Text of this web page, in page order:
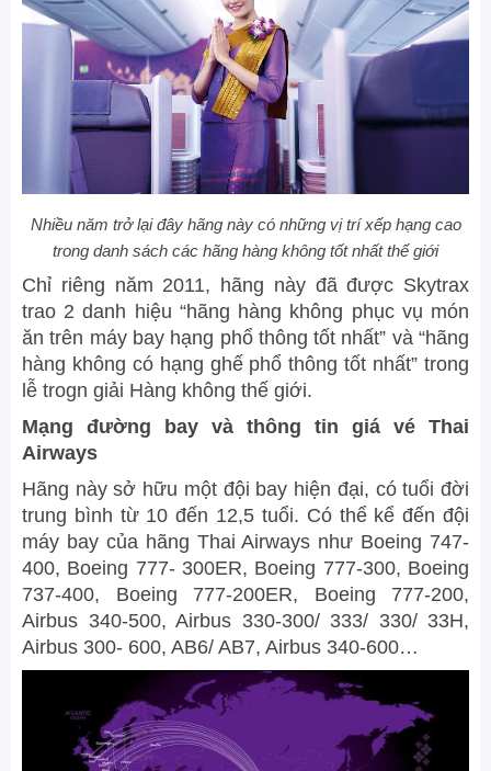
Nhiều năm trở lại đây hãng này có những vị trí xếp hạng cao
trong danh sách các hãng hàng không tốt nhất thế giới
Chỉ riêng năm 2011, hãng này đã được Skytrax
trao 2 danh hiệu “hãng hàng không phục vụ món
ăn trên máy bay hạng phổ thông tốt nhất” và “hãng
hàng không có hạng ghế phổ thông tốt nhất” trong
lễ trogn giải Hàng không thế giới.
Mạng đường bay và thông tin giá vé Thai
Airways
Hãng này sở hữu một đội bay hiện đại, có tuổi đời
trung bình từ 10 đến 12,5 tuổi. Có thể kể đến đội
máy bay của hãng Thai Airways như Boeing 747-
400, Boeing 777- 300ER, Boeing 777-300, Boeing
737-400, Boeing 777-200ER, Boeing 777-200,
Airbus 340-500, Airbus 330-300/ 333/ 330/ 33H,
Airbus 300- 600, AB6/ AB7, Airbus 340-600…